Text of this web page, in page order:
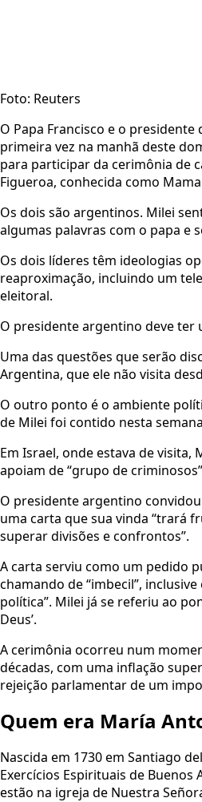
Foto: Reuters
O Papa Francisco e o
primeira vez na manhã deste
para participar da cerimônia de
Figueroa, conhecida como
Os dois são argentinos. Milei
algumas palavras com o papa e
Os dois líderes têm ideologias
reaproximação, incluindo um
eleitoral.
O presidente argentino deve ter
Uma das questões que serão
Argentina, que ele não visita
O outro ponto é o ambiente
de Milei foi contido nesta
Em Israel, onde estava de
apoiam de “grupo de
O presidente argentino
uma carta que sua vinda “trará
superar divisões e confrontos”.
A carta serviu como um pedido
chamando de “imbecil”,
política”. Milei já se referiu ao
Deus’.
A cerimônia ocorreu num
décadas, com uma inflação
rejeição parlamentar de um
Quem era María
Nascida em 1730 em Santiago
Exercícios Espirituais de Buenos
estão na igreja de Nuestra